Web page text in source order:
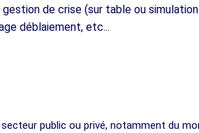
de crise (sur table ou
déblaiement, etc...
public ou privé, notamment du